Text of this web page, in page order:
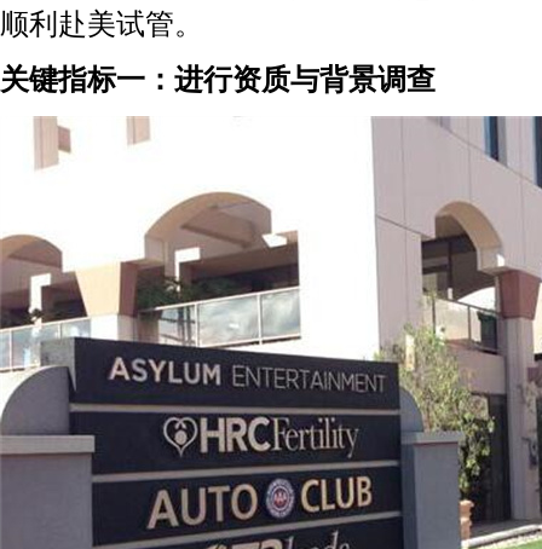
顺利赴美试管。
关键指标一：进行资质与背景调查